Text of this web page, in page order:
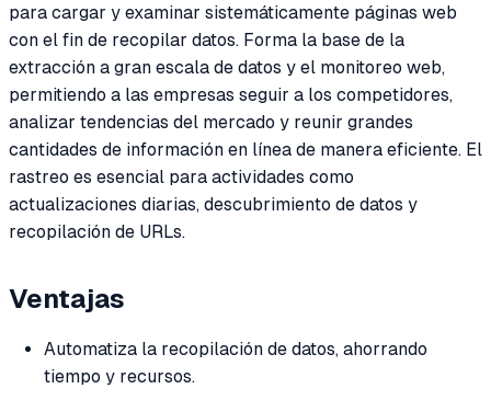
para cargar y examinar sistemáticamente páginas web
con el fin de recopilar datos. Forma la base de la
extracción a gran escala de datos y el monitoreo web,
permitiendo a las empresas seguir a los competidores,
analizar tendencias del mercado y reunir grandes
cantidades de información en línea de manera eficiente. El
rastreo es esencial para actividades como
actualizaciones diarias, descubrimiento de datos y
recopilación de URLs.
Ventajas
Automatiza la recopilación de datos, ahorrando
tiempo y recursos.